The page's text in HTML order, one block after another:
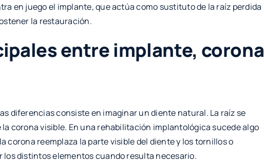
en juego el implante, que actúa como sustituto de la raíz perdida
la restauración.
entre implante, corona
diferencias consiste en imaginar un diente natural. La raíz se
corona visible. En una rehabilitación implantológica sucede algo
corona reemplaza la parte visible del diente y los tornillos o
distintos elementos cuando resulta necesario.